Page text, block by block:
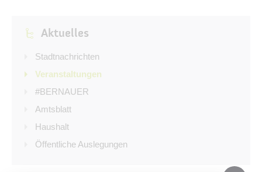
Amtsblatt
Haushalt
Öffentliche Auslegungen
Bürgerservice
Bürgerinformation
Stadtverwaltung
Aktuelles
Stadtnachrichten
Veranstaltungen
#BERNAUER
Amtsblatt
Haushalt
Öffentliche Auslegungen